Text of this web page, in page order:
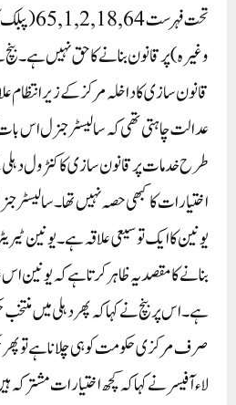
تحت فہرست
وغیرہ) پر قانون بنانے کا حق نہیں
قانون سازی کا داخلہ مرکز کے زیر
عدالت چاہتی تھی کہ سالیسٹر جنرل اس
طرح خدمات پر قانون سازی کا کنٹرول
اختیارات کا کبھی حصہ نہیں تھا۔سالیسٹر
یونین کا ایک توسیعی علاقہ ہے۔ یونین
بنانے کا مقصد یہ ظاہر کرتا ہے کہ یونین
ہے۔ اس پر بنچ نے کہا کہ پھر دہلی میں
صرف مرکزی حکومت کو ہی چلانا ہے تو
لاء آفیسر نے کہا کہ کچھ اختیارات مشترکہ